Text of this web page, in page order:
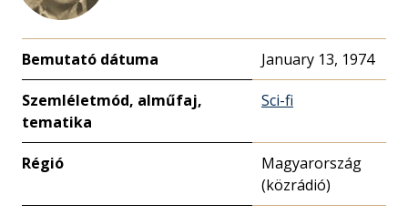
Bemutató dátuma January 13, 1974
Szemléletmód, alműfaj,
tematika
Sci-fi
Régió
Magyarország
(közrádió)